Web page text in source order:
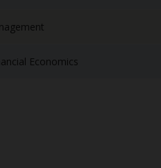
Economics